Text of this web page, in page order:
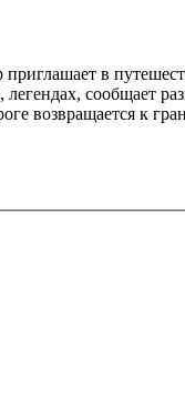
в
сообщает
возвращается к